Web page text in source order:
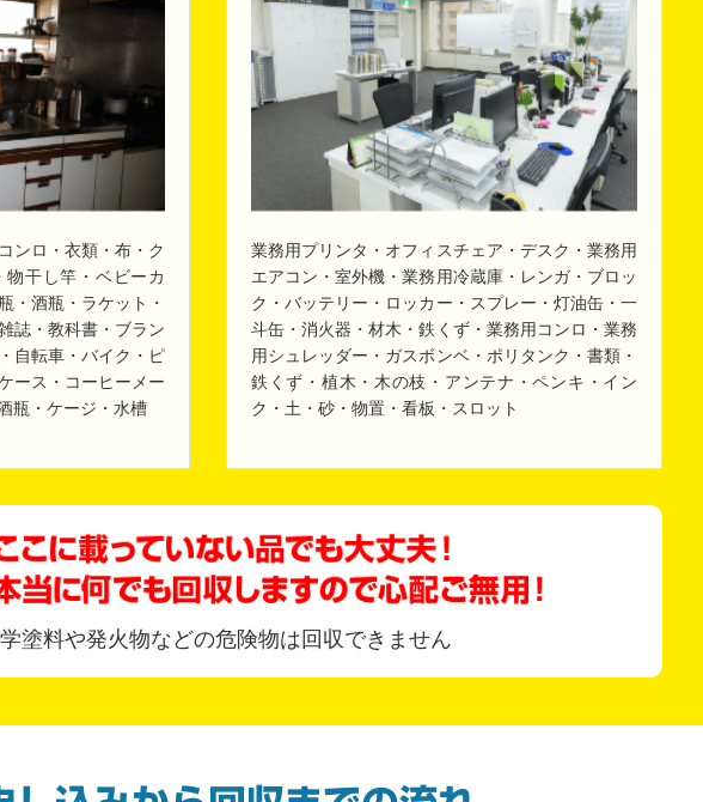
ンロ・衣類・布・ク
干し竿・ベビーカ
・酒瓶・ラケット・
誌・教科書・ブラン
自転車・バイク・ピ
ース・コーヒーメー
瓶・ケージ・水槽
業務用プリンタ・オフィスチェア・デスク・業務用
エアコン・室外機・業務用冷蔵庫・レンガ・ブロッ
ク・バッテリー・ロッカー・スプレー・灯油缶・一
斗缶・消火器・材木・鉄くず・業務用コンロ・業務
用シュレッダー・ガスボンベ・ポリタンク・書類・
鉄くず・植木・木の枝・アンテナ・ペンキ・イン
ク・土・砂・物置・看板・スロット
塗料や発火物などの危険物は回収できません